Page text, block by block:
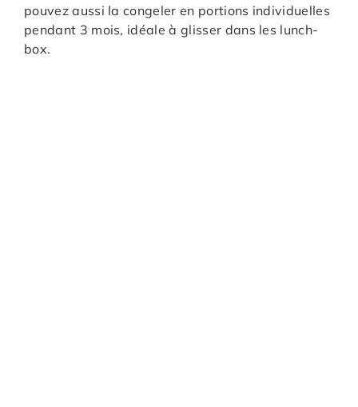
pouvez aussi la congeler en portions individuelles
pendant 3 mois, idéale à glisser dans les lunch-
box.